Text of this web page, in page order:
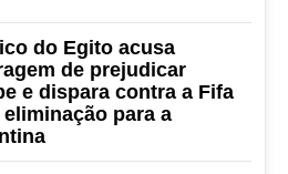
do Egito acusa
de prejudicar
e dispara contra a Fifa
para a